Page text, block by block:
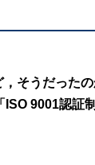
，そうだっ
9001認証